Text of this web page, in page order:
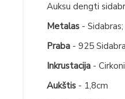
Auksu dengti
Metalas-
Praba- 925
Inkrustacija-
Aukštis- 1,8cm
Cirkoniais